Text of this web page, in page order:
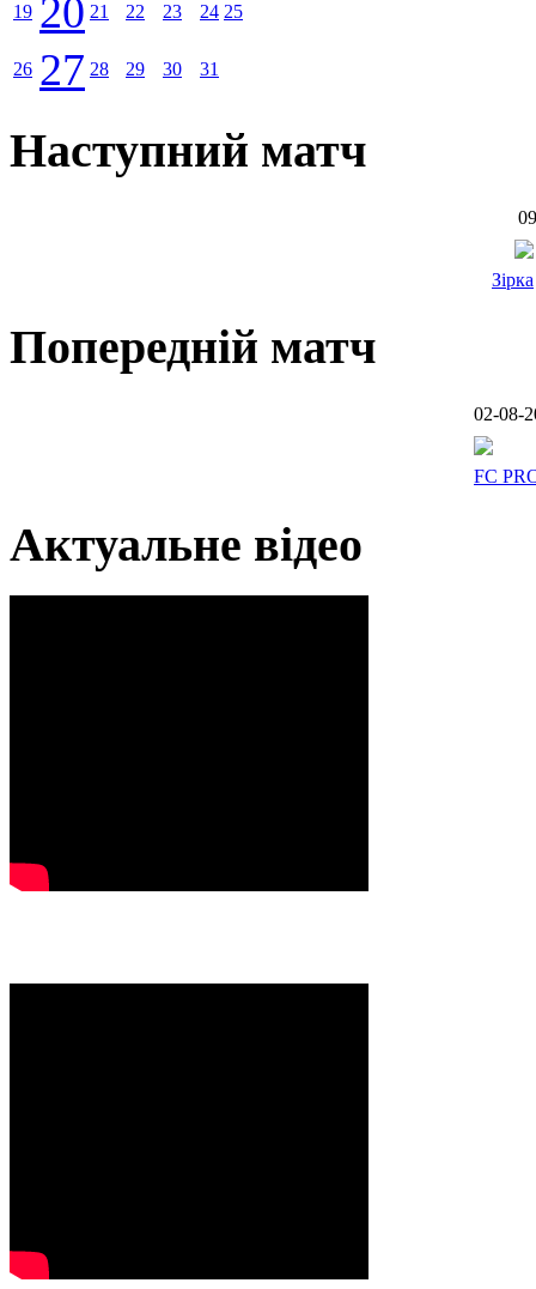
19 20 21 22 23 24 25
26 27 28 29 30 31
Наступний матч
Зірка
Попередній матч
02-08-
FC
Актуальне відео